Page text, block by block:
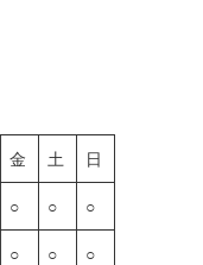
金 土 日
○ ○ ○
○ ○ ○